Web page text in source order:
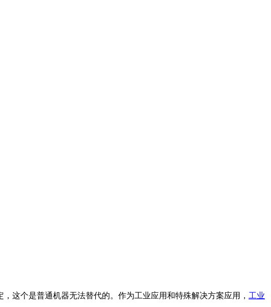
这个是普通机器无法替代的。作为工业应用和特殊解决方案应用， 工业